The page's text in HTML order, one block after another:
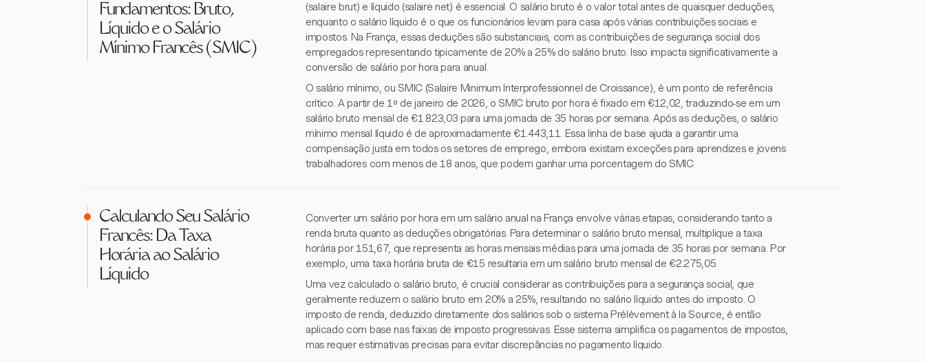
Fundamentos: Bruto,
Líquido e o Salário
Mínimo Francês (SMIC)
(salaire brut) e líquido (salaire net) é essencial. O salário bruto é o valor total antes de quaisquer deduções,
enquanto o salário líquido é o que os funcionários levam para casa após várias contribuições sociais e
impostos. Na França, essas deduções são substanciais, com as contribuições de segurança social dos
empregados representando tipicamente de 20% a 25% do salário bruto. Isso impacta significativamente a
conversão de salário por hora para anual.
O salário mínimo, ou SMIC (Salaire Minimum Interprofessionnel de Croissance), é um ponto de referência
crítico. A partir de 1º de janeiro de 2026, o SMIC bruto por hora é fixado em €12,02, traduzindo-se em um
salário bruto mensal de €1.823,03 para uma jornada de 35 horas por semana. Após as deduções, o salário
mínimo mensal líquido é de aproximadamente €1.443,11. Essa linha de base ajuda a garantir uma
compensação justa em todos os setores de emprego, embora existam exceções para aprendizes e jovens
trabalhadores com menos de 18 anos, que podem ganhar uma porcentagem do SMIC.
Calculando Seu Salário
Francês: Da Taxa
Horária ao Salário
Líquido
Converter um salário por hora em um salário anual na França envolve várias etapas, considerando tanto a
renda bruta quanto as deduções obrigatórias. Para determinar o salário bruto mensal, multiplique a taxa
horária por 151,67, que representa as horas mensais médias para uma jornada de 35 horas por semana. Por
exemplo, uma taxa horária bruta de €15 resultaria em um salário bruto mensal de €2.275,05.
Uma vez calculado o salário bruto, é crucial considerar as contribuições para a segurança social, que
geralmente reduzem o salário bruto em 20% a 25%, resultando no salário líquido antes do imposto. O
imposto de renda, deduzido diretamente dos salários sob o sistema Prélèvement à la Source, é então
aplicado com base nas faixas de imposto progressivas. Esse sistema simplifica os pagamentos de impostos,
mas requer estimativas precisas para evitar discrepâncias no pagamento líquido.